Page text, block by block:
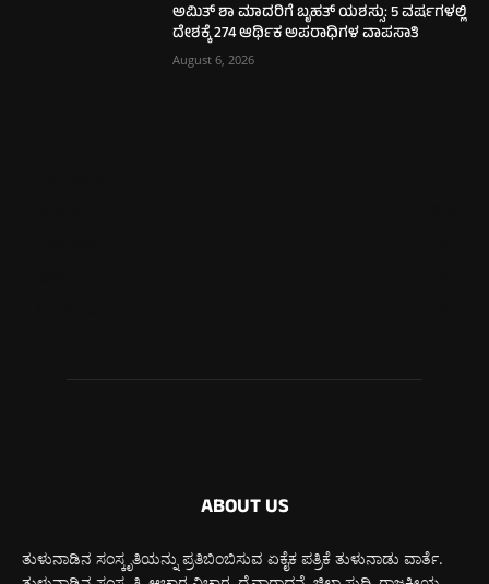
ಅಮಿತ್ ಶಾ ಮಾದರಿಗೆ ಬೃಹತ್ ಯಶಸ್ಸು: 5 ವರ್ಷಗಳಲ್ಲಿ
ದೇಶಕ್ಕೆ 274 ಆರ್ಥಿಕ ಅಪರಾಧಿಗಳ ವಾಪಸಾತಿ
August 6, 2026
ABOUT US
ತುಳುನಾಡಿನ ಸಂಸ್ಕೃತಿಯನ್ನು ಪ್ರತಿಬಿಂಬಿಸುವ ಏಕೈಕ ಪತ್ರಿಕೆ ತುಳುನಾಡು ವಾರ್ತೆ.